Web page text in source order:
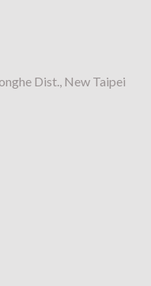
Dist., New Taipei